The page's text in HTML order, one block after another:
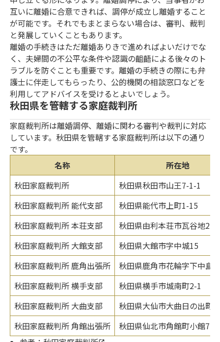
互いに離婚に合意できれば、調停が成立し離婚すること
が可能です。それでもまとまらない場合は、審判、裁判
と発展していくこともあります。
離婚の手続きはただ離婚ありきで進めればよいだけでな
く、夫婦間の不公平な条件や認識の齟齬による後々のト
ラブルを防ぐことも重要です。離婚の手続きの際にも弁
護士に伴走してもらったり、公的機関の相談窓口などを
利用してアドバイスを受けるとよいでしょう。
秋田県を管轄する家庭裁判所
家庭裁判所は離婚調停、離婚に関わる審判や裁判に対応
しています。秋田県を管轄する家庭裁判所は以下の通り
です。
名称
所在地
秋田家庭裁判所
秋田県秋田市山王7-1-1
秋田家庭裁判所 能代支部
秋田県能代市上町1-15
秋田家庭裁判所 本荘支部
秋田県由利本荘市瓦谷地21
秋田家庭裁判所 大館支部
秋田県大館市字中城15
秋田家庭裁判所 鹿角出張所
秋田県鹿角市花輪字下中島
秋田家庭裁判所 横手支部
秋田県横手市城南町2-1
秋田家庭裁判所 大曲支部
秋田県大仙市大曲日の出町
秋田家庭裁判所 角館出張所
秋田県仙北市角館町小館77-